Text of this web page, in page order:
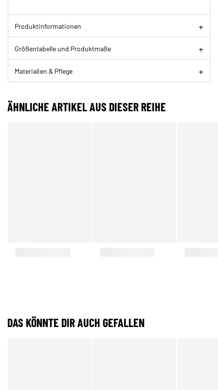
Produktinformationen
Größentabelle und Produktmaße
Materialien & Pflege
ÄHNLICHE ARTIKEL AUS DIESER REIHE
DAS KÖNNTE DIR AUCH GEFALLEN